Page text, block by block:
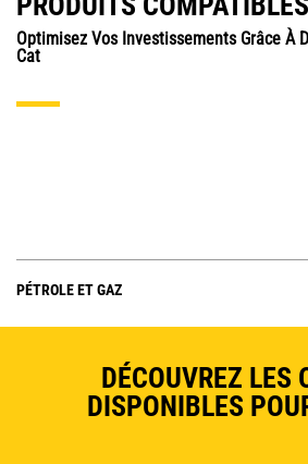
Optimisez Vos Investissements Grâce À
Cat
PÉTROLE ET GAZ
DÉCOUVREZ LES
DISPONIBLES